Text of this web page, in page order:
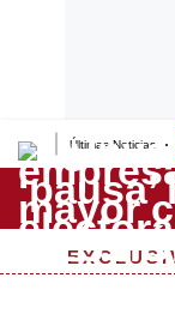
Últimas Noticias
Lo último
Peru Quiosco